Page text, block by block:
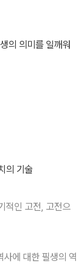
의 의미를 일깨워
의 기술
적인 고전, 고전으
에 대한 필생의 역